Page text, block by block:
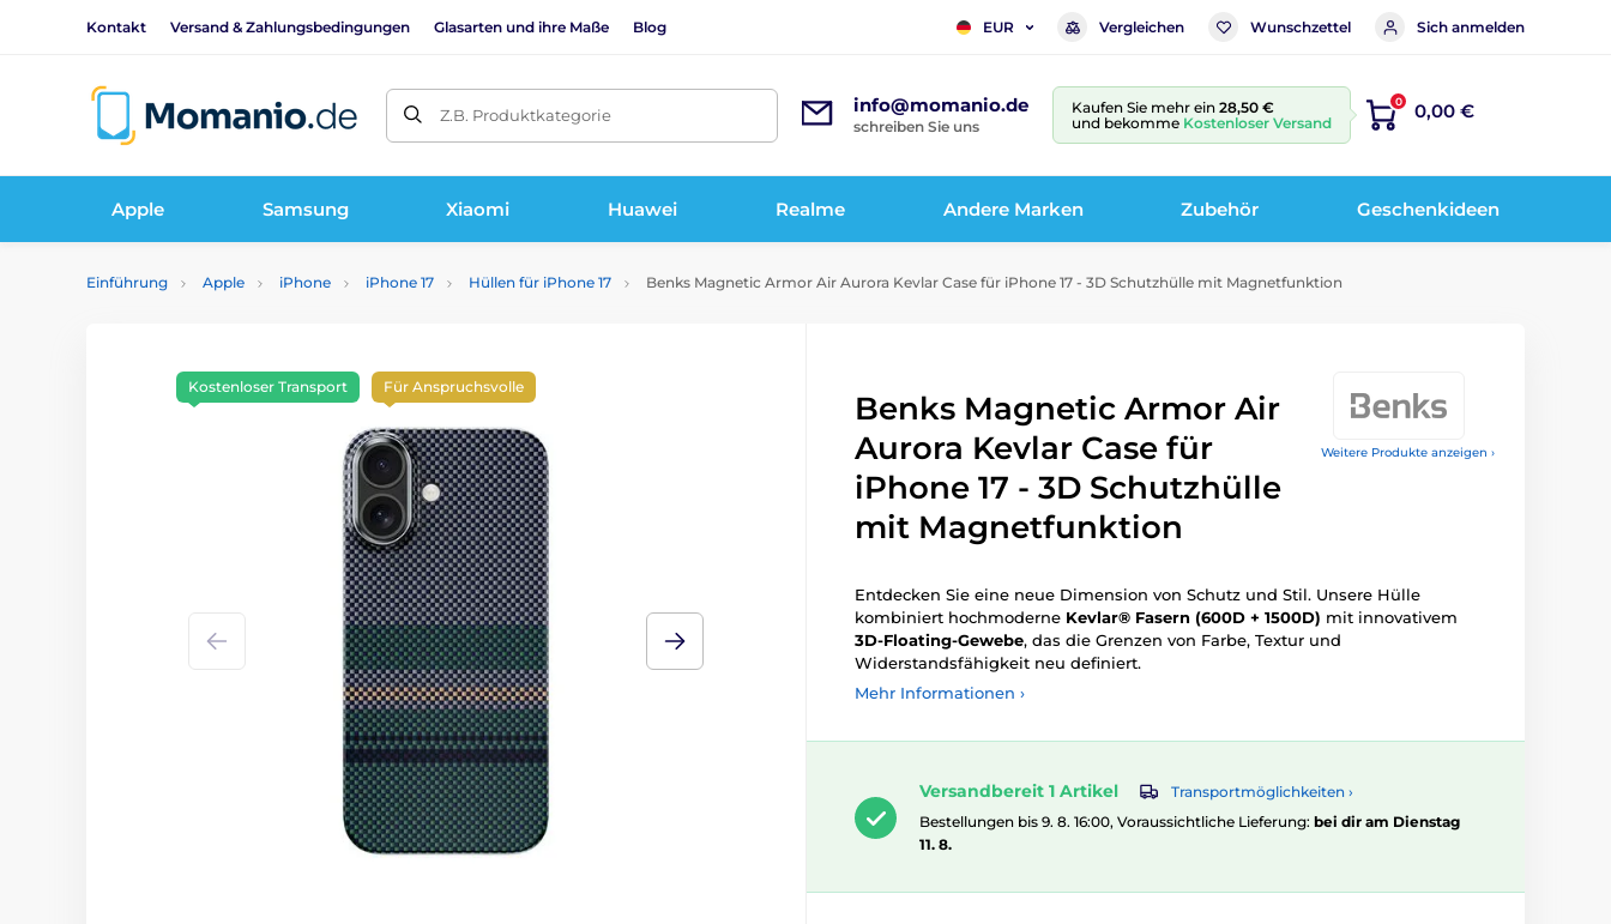
Kontakt Versand & Zahlungsbedingungen Glasarten und ihre Maße Blog EUR Vergleichen Wunschzettel Sich anmelden
Z.B. Produktkategorie info@momanio.de
schreiben Sie uns
Kaufen Sie mehr ein 28,50 €
und bekomme Kostenloser Versand
0 0,00 €
Apple Samsung Xiaomi Huawei Realme Andere Marken Zubehör Geschenkideen
Einführung Apple iPhone iPhone 17 Hüllen für iPhone 17 Benks Magnetic Armor Air Aurora Kevlar Case für iPhone 17 - 3D Schutzhülle mit Magnetfunktion
Weitere Produkte anzeigen ›
Kostenloser Transport Für Anspruchsvolle
Benks Magnetic Armor Air
Aurora Kevlar Case für
iPhone 17 - 3D Schutzhülle
mit Magnetfunktion
Entdecken Sie eine neue Dimension von Schutz und Stil. Unsere Hülle
kombiniert hochmoderne Kevlar® Fasern (600D + 1500D) mit innovativem
3D-Floating-Gewebe, das die Grenzen von Farbe, Textur und
Widerstandsfähigkeit neu definiert.
Mehr Informationen ›
Versandbereit 1 Artikel
Transportmöglichkeiten ›
Bestellungen bis 9. 8. 16:00, Voraussichtliche Lieferung: bei dir am Dienstag
11. 8.